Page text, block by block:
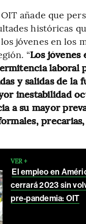
añade que
históricas
jóvenes en los
“Los jóvenes
laboral
y salidas de la
inestabilidad
a su mayor
precarias,
VER +
El empleo en
cerrará 2023 sin
pre-pandemia: OIT